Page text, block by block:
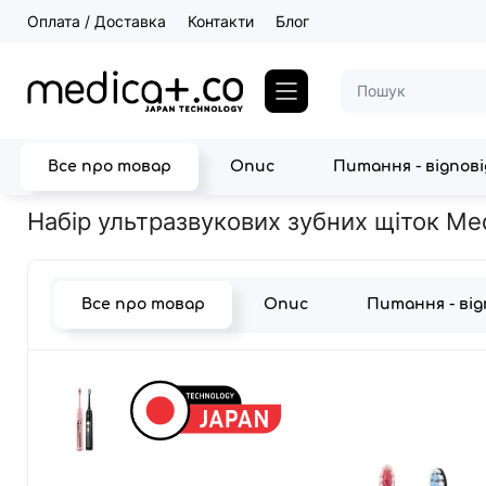
Оплата / Доставка Контакти Блог
Все про товар Опис Питання -
Головна Техніка для чищення зубів Ультразвукові зубні щітки
Набір ультразвукових зубних щіток
Все про товар Опис Питання -